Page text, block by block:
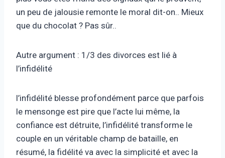
un peu de jalousie remonte le moral dit-on.. Mieux
que du chocolat ? Pas sûr..
Autre argument : 1/3 des divorces est lié à
l’infidélité
l’infidélité blesse profondément parce que parfois
le mensonge est pire que l’acte lui même, la
confiance est détruite, l’infidélité transforme le
couple en un véritable champ de bataille, en
résumé, la fidélité va avec la simplicité et avec la